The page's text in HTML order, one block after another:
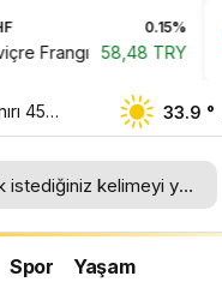
0.15%
Frangı 58,48 TRY
45
244
33.9 °
Spor Yaşam